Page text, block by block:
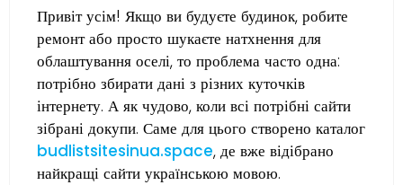
Привіт усім! Якщо ви будуєте будинок, робите
ремонт або просто шукаєте натхнення для
облаштування оселі, то проблема часто одна:
потрібно збирати дані з різних куточків
інтернету. А як чудово, коли всі потрібні сайти
зібрані докупи. Саме для цього створено каталог
budlistsitesinua.space, де вже відібрано
найкращі сайти українською мовою.